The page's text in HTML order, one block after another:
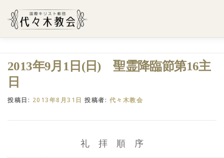
2013年9月1日(日) 聖霊降臨節第16主
日
投稿日: 2013年8月31日 投稿者: 代々木教会
礼 拝 順 序